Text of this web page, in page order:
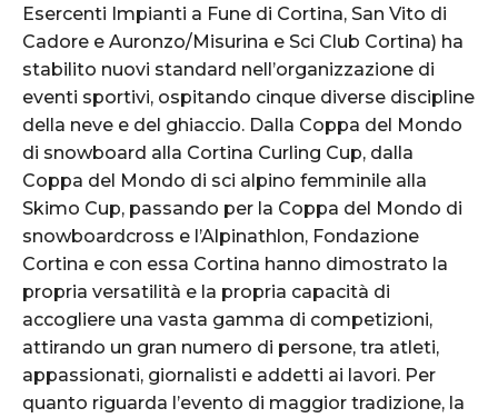
Esercenti Impianti a Fune di Cortina, San Vito di
Cadore e Auronzo/Misurina e Sci Club Cortina) ha
stabilito nuovi standard nell’organizzazione di
eventi sportivi, ospitando cinque diverse discipline
della neve e del ghiaccio. Dalla Coppa del Mondo
di snowboard alla Cortina Curling Cup, dalla
Coppa del Mondo di sci alpino femminile alla
Skimo Cup, passando per la Coppa del Mondo di
snowboardcross e l’Alpinathlon, Fondazione
Cortina e con essa Cortina hanno dimostrato la
propria versatilità e la propria capacità di
accogliere una vasta gamma di competizioni,
attirando un gran numero di persone, tra atleti,
appassionati, giornalisti e addetti ai lavori. Per
quanto riguarda l’evento di maggior tradizione, la